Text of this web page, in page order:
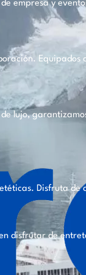
empresa y
Equipados
lujo,
Disfruta de
disfrutar de